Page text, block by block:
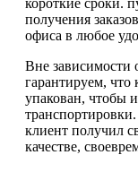
короткие сроки.
получения
офиса в любое
Вне зависимости
гарантируем, что
упакован, чтобы
клиент получил
качестве,